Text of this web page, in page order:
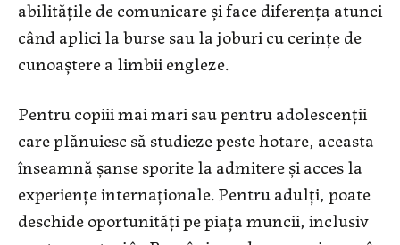
abilitățile de comunicare și face diferența atunci
când aplici la burse sau la joburi cu cerințe de
cunoaștere a limbii engleze.
Pentru copiii mai mari sau pentru adolescenții
care plănuiesc să studieze peste hotare, aceasta
înseamnă șanse sporite la admitere și acces la
experiențe internaționale. Pentru adulți, poate
deschide oportunități pe piața muncii, inclusiv